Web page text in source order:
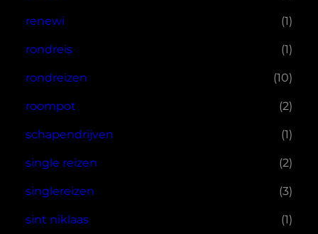
renewi (1)
rondreis (1)
rondreizen (10)
roompot (2)
schapendrijven (1)
single reizen (2)
singlereizen (3)
sint niklaas (1)